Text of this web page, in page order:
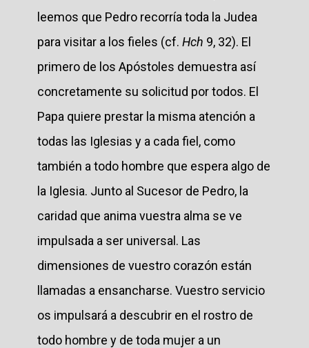
leemos que Pedro recorría toda la Judea
para visitar a los fieles (cf. Hch 9, 32). El
primero de los Apóstoles demuestra así
concretamente su solicitud por todos. El
Papa quiere prestar la misma atención a
todas las Iglesias y a cada fiel, como
también a todo hombre que espera algo de
la Iglesia. Junto al Sucesor de Pedro, la
caridad que anima vuestra alma se ve
impulsada a ser universal. Las
dimensiones de vuestro corazón están
llamadas a ensancharse. Vuestro servicio
os impulsará a descubrir en el rostro de
todo hombre y de toda mujer a un